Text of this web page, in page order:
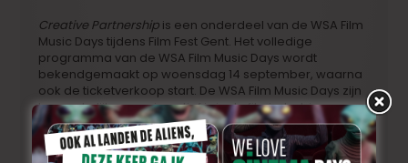
Creative Partnership is een onderdeel van de WSA Film
Music Days tijdens Film Fest Gent. Het volledige
programma van de WSA Film Music Days wordt
bekendgemaakt op woensdag 14 september, waarna
ook de ticketverkoop start. De WSA Film Music Days zijn
toegankelijk voor wie actief is in de filmindustrie, voor
film(muziek)studenten maar ook voor de filmliefhebber
die graag een blik achter de schermen werpt.